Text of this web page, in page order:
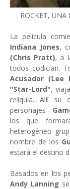
ROCKET, UNA
La película
Indiana Jones,
(Chris Pratt), a
todos codician.
Acusador (Lee
"Star-Lord",
reliquia. Allí su
personajes -
los que
heterogéneo
nombre de los
estará el destino
Basados en los
Andy Lanning